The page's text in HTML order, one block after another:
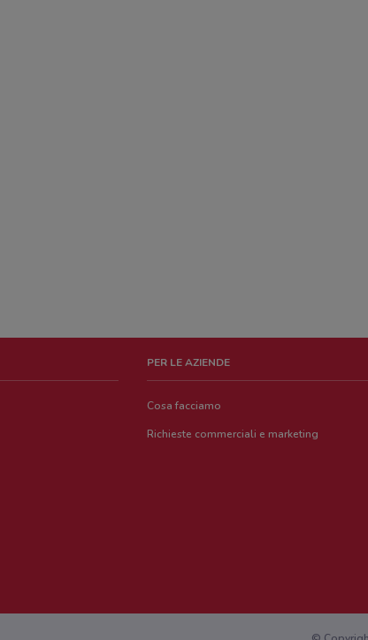
PER LE AZIENDE
Cosa facciamo
Richieste commerciali e marketing